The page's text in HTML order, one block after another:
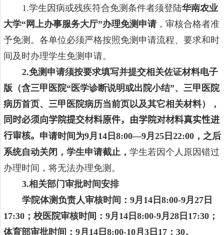
1.学生因病或残疾符合免测条件者须登陆华南农业
大学“网上办事服务大厅”办理免测申请，审核合格者准
予免测。各单位必须严格按照免测申请流程、要求和时
间及时办理学生免测申请。
2.免测申请须按要求填写并提交相关佐证材料电子
版（含三甲医院“医学诊断说明或出院小结”、三甲医院
病历首页、三甲医院病历当前页以及其它相关材料），
同时必须向学院提交材料原件，由学院对材料真实性进
行审核。 申请时间为9月 14 日 8:00—9月 25 日 22:00 ，之后
系统自动关闭，学生申请截止， 学生若因个人原因错过
办理时间，将无法办理免测。
3.相关部门审批时间安排
学院体测负责人审核时间：9月 14 日8:00-9月27 日
17:30 ；校医院审核时间： 9月 14 日 8:00-9月 28 日 17:30 ；
体育部审批时间： 9月 14 日 8:00-10月 3 日 17 ： 30。